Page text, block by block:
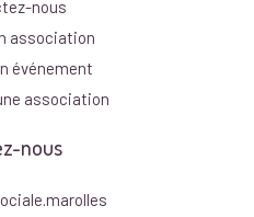
nous
association
événement
association
nous